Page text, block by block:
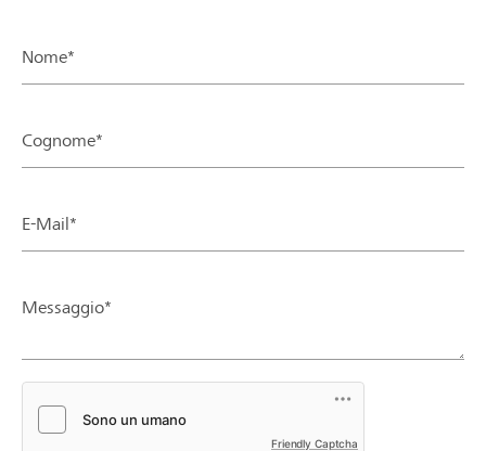
Nome*
Cognome*
E-Mail*
Messaggio*
Friendly Captcha